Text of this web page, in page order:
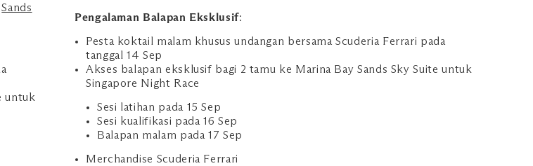
Sands
untuk
Pengalaman Balapan Eksklusif:
Pesta koktail malam khusus undangan bersama Scuderia Ferrari pada
tanggal 14 Sep
Akses balapan eksklusif bagi 2 tamu ke Marina Bay Sands Sky Suite untuk
Singapore Night Race
Sesi latihan pada 15 Sep
Sesi kualifikasi pada 16 Sep
Balapan malam pada 17 Sep
Merchandise Scuderia Ferrari